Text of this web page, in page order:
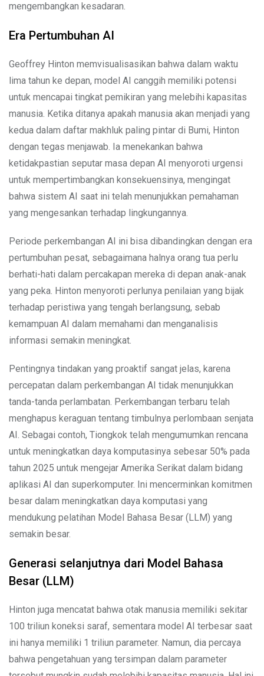
mengembangkan kesadaran.
Era Pertumbuhan AI
Geoffrey Hinton memvisualisasikan bahwa dalam waktu
lima tahun ke depan, model AI canggih memiliki potensi
untuk mencapai tingkat pemikiran yang melebihi kapasitas
manusia. Ketika ditanya apakah manusia akan menjadi yang
kedua dalam daftar makhluk paling pintar di Bumi, Hinton
dengan tegas menjawab. Ia menekankan bahwa
ketidakpastian seputar masa depan AI menyoroti urgensi
untuk mempertimbangkan konsekuensinya, mengingat
bahwa sistem AI saat ini telah menunjukkan pemahaman
yang mengesankan terhadap lingkungannya.
Periode perkembangan AI ini bisa dibandingkan dengan era
pertumbuhan pesat, sebagaimana halnya orang tua perlu
berhati-hati dalam percakapan mereka di depan anak-anak
yang peka. Hinton menyoroti perlunya penilaian yang bijak
terhadap peristiwa yang tengah berlangsung, sebab
kemampuan AI dalam memahami dan menganalisis
informasi semakin meningkat.
Pentingnya tindakan yang proaktif sangat jelas, karena
percepatan dalam perkembangan AI tidak menunjukkan
tanda-tanda perlambatan. Perkembangan terbaru telah
menghapus keraguan tentang timbulnya perlombaan senjata
AI. Sebagai contoh, Tiongkok telah mengumumkan rencana
untuk meningkatkan daya komputasinya sebesar 50% pada
tahun 2025 untuk mengejar Amerika Serikat dalam bidang
aplikasi AI dan superkomputer. Ini mencerminkan komitmen
besar dalam meningkatkan daya komputasi yang
mendukung pelatihan Model Bahasa Besar (LLM) yang
semakin besar.
Generasi selanjutnya dari Model Bahasa
Besar (LLM)
Hinton juga mencatat bahwa otak manusia memiliki sekitar
100 triliun koneksi saraf, sementara model AI terbesar saat
ini hanya memiliki 1 triliun parameter. Namun, dia percaya
bahwa pengetahuan yang tersimpan dalam parameter